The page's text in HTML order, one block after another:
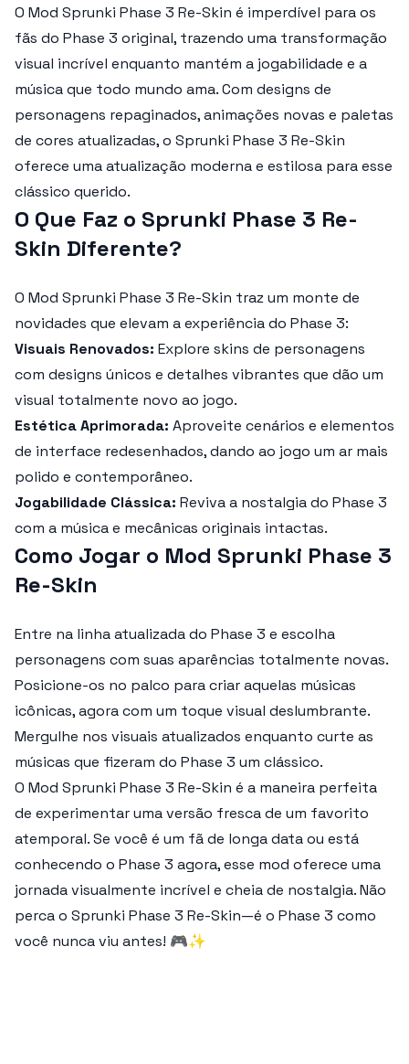
O Mod Sprunki Phase 3 Re-Skin é imperdível para os
fãs do Phase 3 original, trazendo uma transformação
visual incrível enquanto mantém a jogabilidade e a
música que todo mundo ama. Com designs de
personagens repaginados, animações novas e paletas
de cores atualizadas, o Sprunki Phase 3 Re-Skin
oferece uma atualização moderna e estilosa para esse
clássico querido.
O Que Faz o Sprunki Phase 3 Re-
Skin Diferente?
O Mod Sprunki Phase 3 Re-Skin traz um monte de
novidades que elevam a experiência do Phase 3:
Visuais Renovados: Explore skins de personagens
com designs únicos e detalhes vibrantes que dão um
visual totalmente novo ao jogo.
Estética Aprimorada: Aproveite cenários e elementos
de interface redesenhados, dando ao jogo um ar mais
polido e contemporâneo.
Jogabilidade Clássica: Reviva a nostalgia do Phase 3
com a música e mecânicas originais intactas.
Como Jogar o Mod Sprunki Phase 3
Re-Skin
Entre na linha atualizada do Phase 3 e escolha
personagens com suas aparências totalmente novas.
Posicione-os no palco para criar aquelas músicas
icônicas, agora com um toque visual deslumbrante.
Mergulhe nos visuais atualizados enquanto curte as
músicas que fizeram do Phase 3 um clássico.
O Mod Sprunki Phase 3 Re-Skin é a maneira perfeita
de experimentar uma versão fresca de um favorito
atemporal. Se você é um fã de longa data ou está
conhecendo o Phase 3 agora, esse mod oferece uma
jornada visualmente incrível e cheia de nostalgia. Não
perca o Sprunki Phase 3 Re-Skin—é o Phase 3 como
você nunca viu antes! 🎮✨